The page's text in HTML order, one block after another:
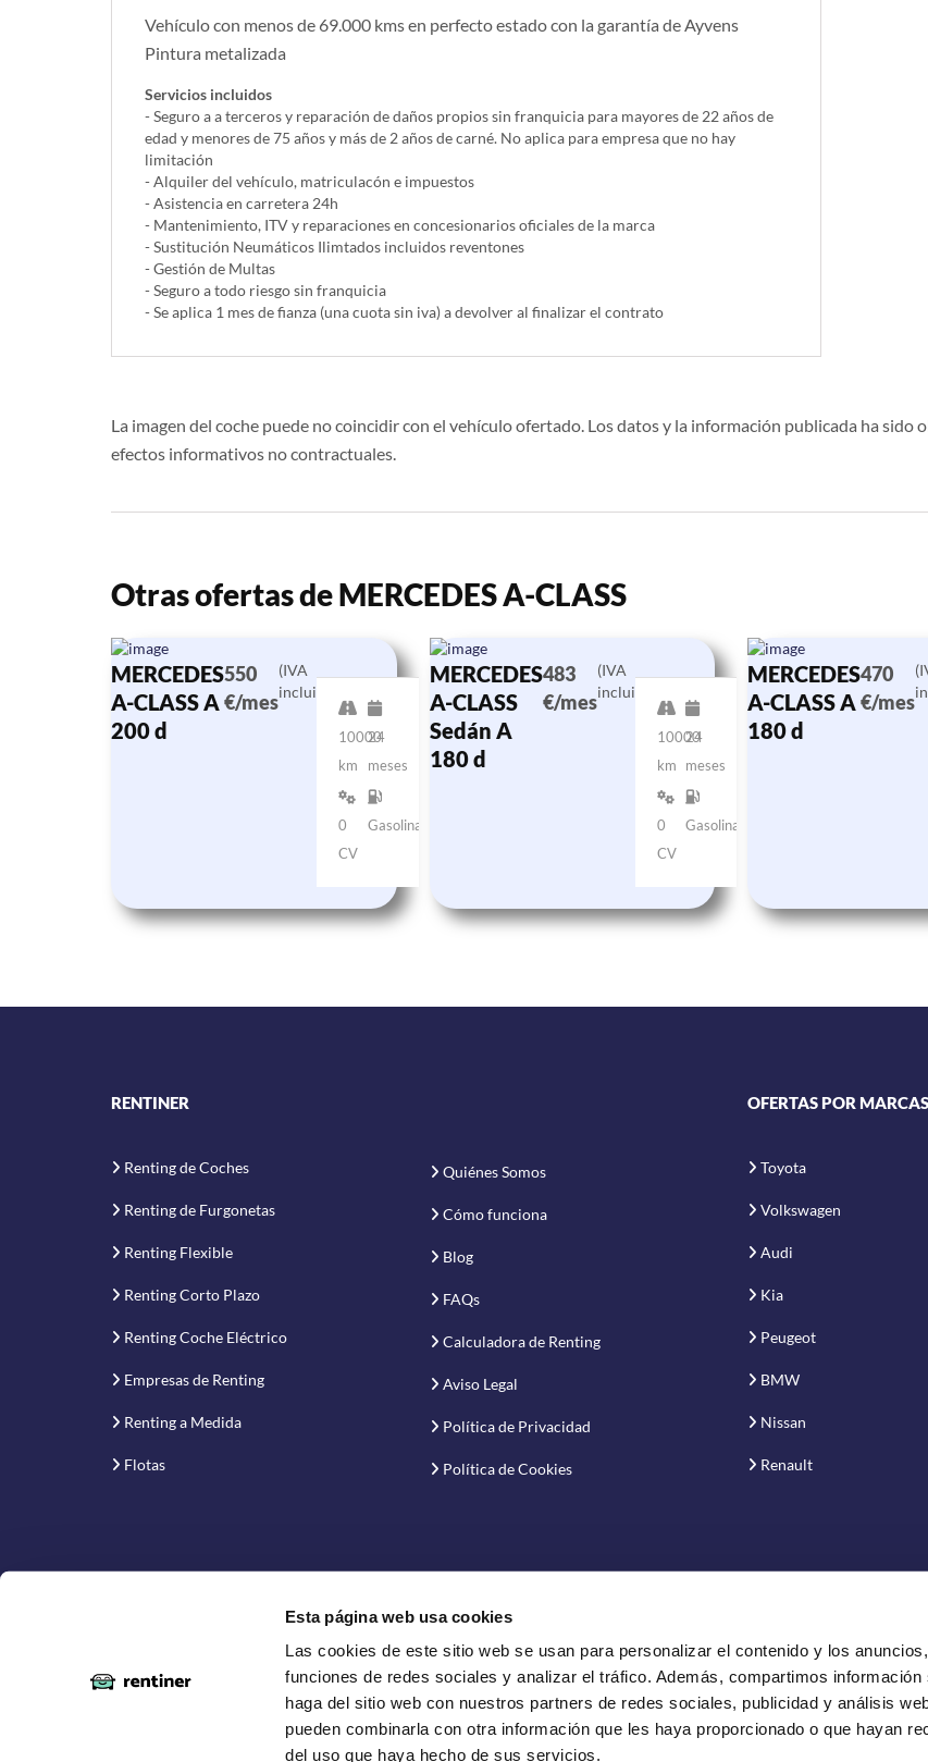
Esta página web usa cookies
Las cookies de este sitio web se usan para personalizar el contenido y los
funciones de redes sociales y analizar el tráfico. Además, compartimos información
haga del sitio web con nuestros partners de redes sociales, publicidad y análisis
pueden combinarla con otra información que les haya proporcionado o que hayan
del uso que haya hecho de sus servicios.
Vehículo con menos de 69.000 kms en perfecto estado con la garantía de Ayvens
Pintura metalizada
Servicios incluidos
- Seguro a a terceros y reparación de daños propios sin franquicia para mayores de 22 años de
edad y menores de 75 años y más de 2 años de carné. No aplica para empresa que no hay
limitación
- Alquiler del vehí­culo, matriculacón e impuestos
- Asistencia en carretera 24h
- Mantenimiento, ITV y reparaciones en concesionarios oficiales de la marca
- Sustitución Neumáticos Ilimtados incluidos reventones
- Gestión de Multas
- Seguro a todo riesgo sin franquicia
- Se aplica 1 mes de fianza (una cuota sin iva) a devolver al finalizar el contrato
La imagen del coche puede no coincidir con el vehículo ofertado. Los datos y la información publicada ha
efectos informativos no contractuales.
Otras ofertas de MERCEDES A-CLASS
MERCEDES
A-CLASS A
200 d
550
€/mes
(IVA
incluido)
10000
km
24
meses
0
CV
Gasolina
MERCEDES
A-CLASS
Sedán A
180 d
483
€/mes
(IVA
incluido)
10000
km
24
meses
0
CV
Gasolina
MERCEDES
A-CLASS A
180 d
470
€/mes
RENTINER
Renting de Coches
Renting de Furgonetas
Renting Flexible
Renting Corto Plazo
Renting Coche Eléctrico
Empresas de Renting
Renting a Medida
Flotas
Quiénes Somos
Cómo funciona
Blog
FAQs
Calculadora de Renting
Aviso Legal
Política de Privacidad
Política de Cookies
OFERTAS POR MARCAS
Toyota
Volkswagen
Audi
Kia
Peugeot
BMW
Nissan
Renault
Proyecto financiado por la Empresa Nacional de Innovación S.A.